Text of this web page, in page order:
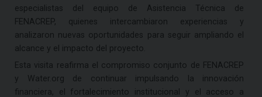
especialistas del equipo de Asistencia Técnica de
FENACREP, quienes intercambiaron experiencias y
analizaron nuevas oportunidades para seguir ampliando el
alcance y el impacto del proyecto.
Esta visita reafirma el compromiso conjunto de FENACREP
y Water.org de continuar impulsando la innovación
financiera, el fortalecimiento institucional y el acceso a